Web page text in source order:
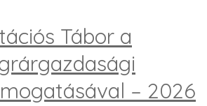
Tábor a
– 2026